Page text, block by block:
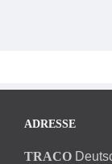
ADRESSE
TRACO